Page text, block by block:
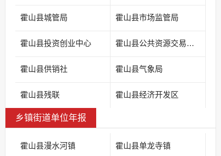
霍山县城管局 霍山县市场监管局
霍山县投资创业中心 霍山县公共资源交易中心
霍山县供销社 霍山县气象局
霍山县残联 霍山县经济开发区
乡镇街道单位年报
霍山县漫水河镇 霍山县单龙寺镇